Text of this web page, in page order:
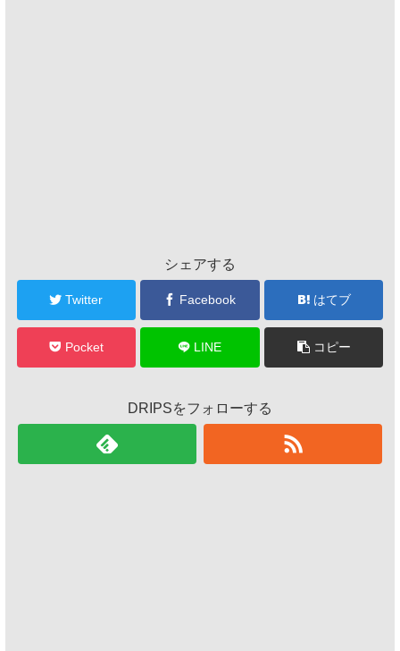
シェアする
Twitter Facebook はてブ
Pocket LINE コピー
DRIPSをフォローする